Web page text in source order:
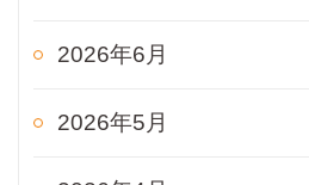
2026年6月
2026年5月